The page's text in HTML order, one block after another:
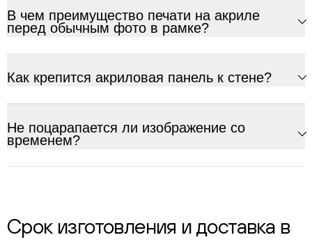
В чем преимущество печати на акриле
перед обычным фото в рамке?
Как крепится акриловая панель к стене?
Не поцарапается ли изображение со
временем?
Срок изготовления и доставка в